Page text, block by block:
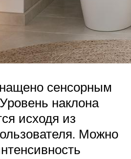
сенсорным
наклона
исходя из
Можно